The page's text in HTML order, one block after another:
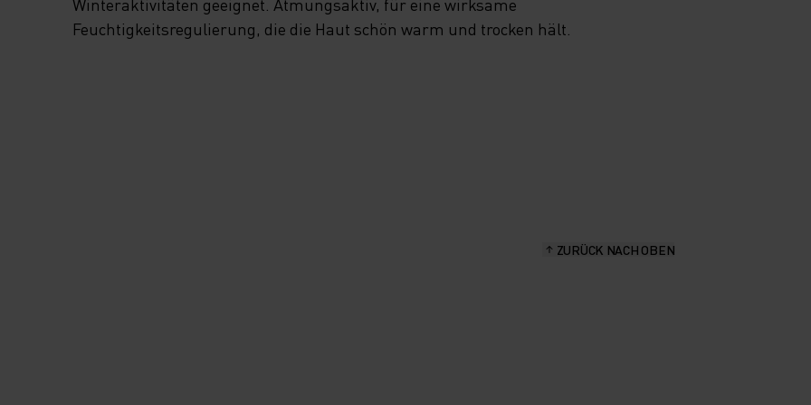
Feuchtigkeitsregulierung, die die Haut schön warm und trocken hält.
ZURÜCK NACH OBEN